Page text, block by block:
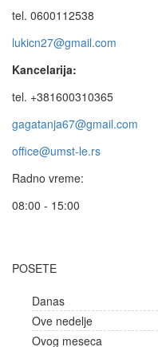
tel. 0600112538
lukicn27@gmail.com
Kancelarija:
tel. +381600310365
gagatanja67@gmail.com
office@umst-le.rs
Radno vreme:
08:00 - 15:00
POSETE
Danas
Ove nedelje
Ovog meseca